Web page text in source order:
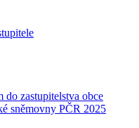
do zastupitelstva obce
sněmovny PČR 2025